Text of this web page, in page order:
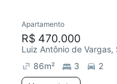
Apartamento
R$ 470.000
Luiz Antônio de Vargas,
86m² 3
2